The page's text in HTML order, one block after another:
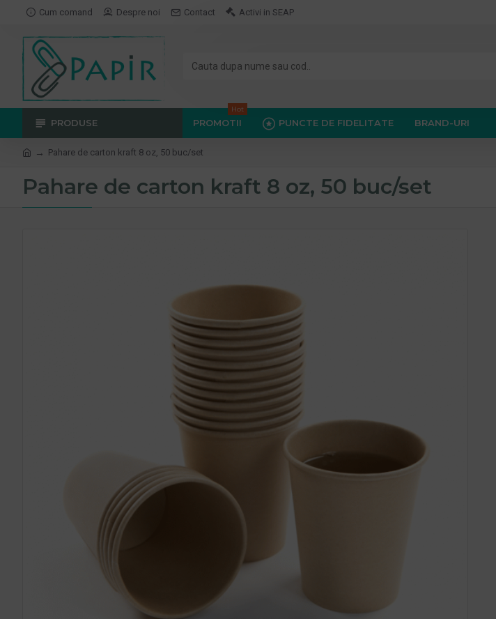
Cum comand Despre noi Contact Activi in SEAP
PRODUSE PROMOTII
Hot
PUNCTE DE FIDELITATE BRAND-URI
Pahare de carton kraft 8 oz, 50 buc/set
Pahare de carton kraft 8 oz, 50 buc/set